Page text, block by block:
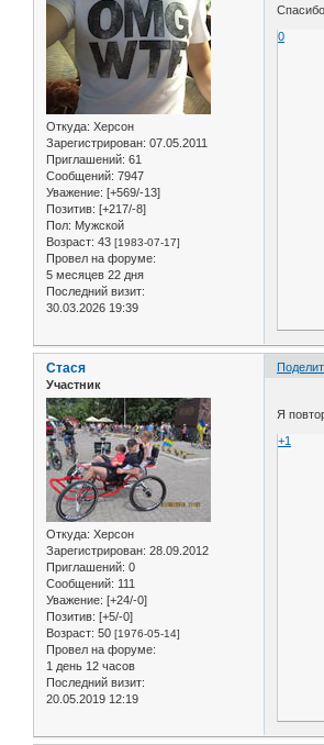
Откуда: Херсон
Зарегистрирован: 07.05.2011
Приглашений: 61
Сообщений: 7947
Уважение: [+569/-13]
Позитив: [+217/-8]
Пол: Мужской
Возраст: 43 [1983-07-17]
Провел на форуме:
5 месяцев 22 дня
Последний визит:
30.03.2026 19:39
0
Стася
Участник
Откуда: Херсон
Зарегистрирован: 28.09.2012
Приглашений: 0
Сообщений: 111
Уважение: [+24/-0]
Позитив: [+5/-0]
Возраст: 50 [1976-05-14]
Провел на форуме:
1 день 12 часов
Последний визит:
20.05.2019 12:19
Я
+1